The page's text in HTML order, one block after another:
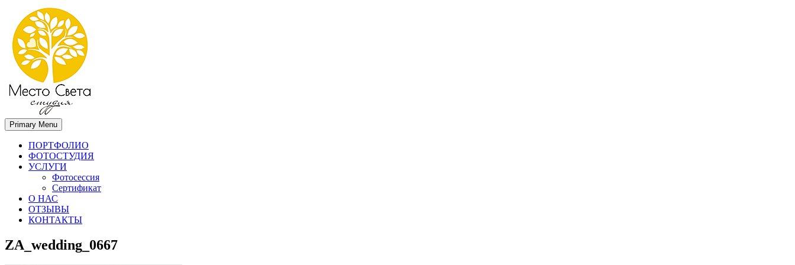
Место света. Свадебный фотограф в Орле Апальков Вячеслав
Свадебный фотограф в Орле
Primary Menu
ПОРТФОЛИО
ФОТОСТУДИЯ
УСЛУГИ
Фотосессия
Сертификат
О НАС
ОТЗЫВЫ
КОНТАКТЫ
ZA_wedding_0667